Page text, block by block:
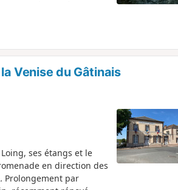
Venise du Gâtinais
ses étangs et le
en direction des
Prolongement par